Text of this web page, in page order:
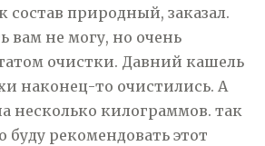
состав природный, заказал.
вам не могу, но очень
очистки. Давний кашель
наконец-то очистились. А
несколько килограммов. так
буду рекомендовать этот